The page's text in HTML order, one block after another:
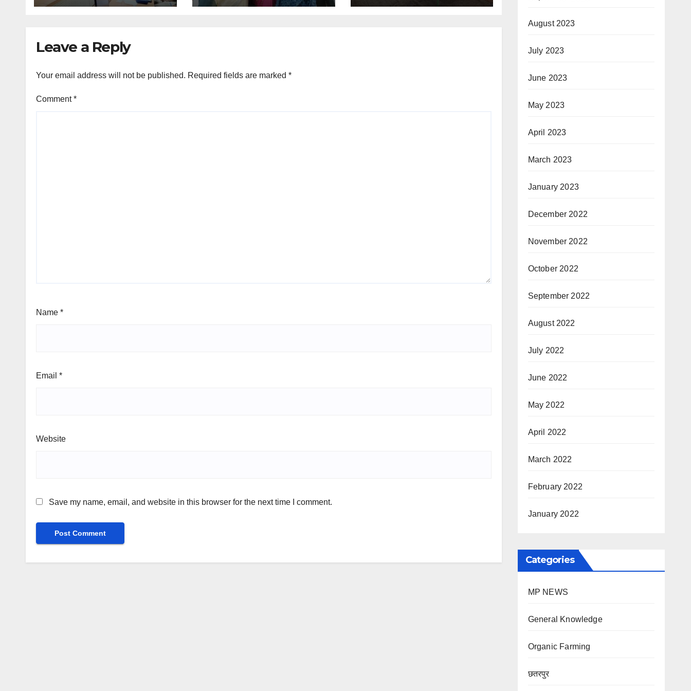
Leave a Reply
Your email address will not be published. Required fields are marked *
Comment*
Name *
Email *
Website
Save my name, email, and website in this browser for the next time I comment.
August 2023
July 2023
June 2023
May 2023
April 2023
March 2023
January 2023
December 2022
November 2022
October 2022
September 2022
August 2022
July 2022
June 2022
May 2022
April 2022
March 2022
February 2022
January 2022
Categories
MP NEWS
General Knowledge
Organic Farming
छतरपुर